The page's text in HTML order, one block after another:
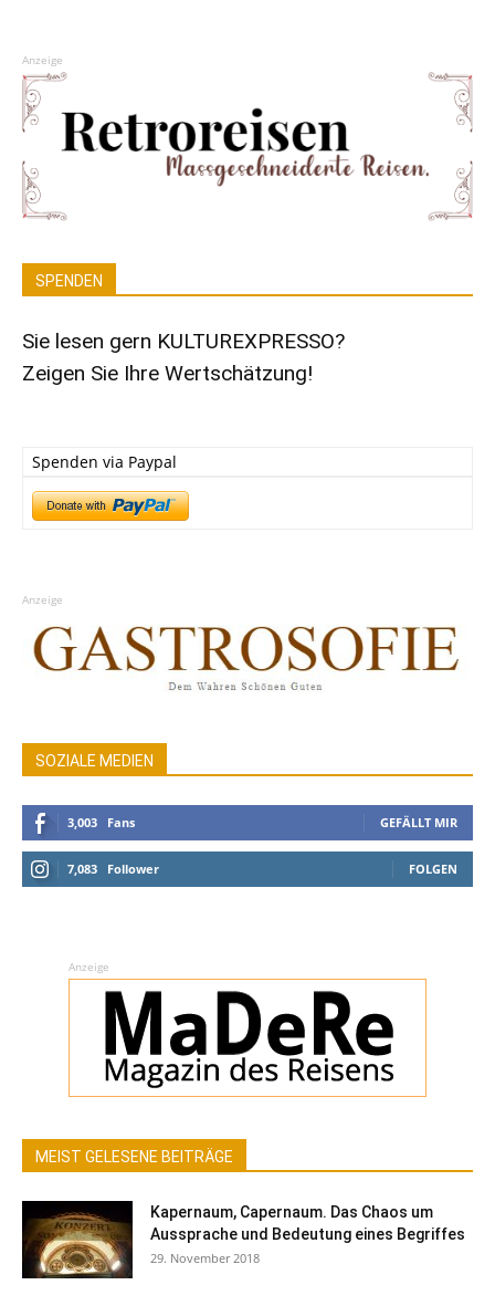
Anzeige
SPENDEN
Sie lesen gern KULTUREXPRESSO?
Zeigen Sie Ihre Wertschätzung!
Spenden via Paypal
Anzeige
SOZIALE MEDIEN
3,003 Fans GEFÄLLT MIR
7,083 Follower FOLGEN
Anzeige
MEIST GELESENE BEITRÄGE
Kapernaum, Capernaum. Das Chaos um
Aussprache und Bedeutung eines Begriffes
29. November 2018